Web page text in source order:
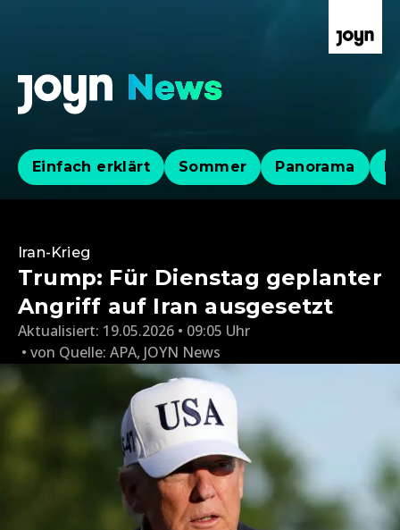
Einfach erklärt Sommer Panorama
Iran-Krieg
Trump: Für Dienstag geplanter
Angriff auf Iran ausgesetzt
Aktualisiert: 19.05.2026 • 09:05 Uhr
von Quelle: APA, JOYN News